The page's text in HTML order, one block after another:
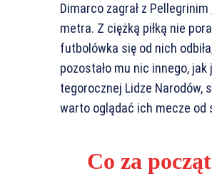
Dimarco zagrał z
metra. Z ciężką piłką nie
futbolówka się od nich
pozostało mu nic innego,
tegorocznej Lidze Narodów,
warto oglądać ich mecze od
Co za